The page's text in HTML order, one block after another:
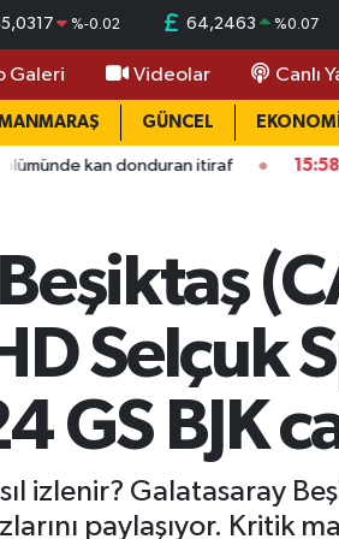
%-0.02 64,2463 %0.07
Galeri Videolar Canlı
GÜNCEL EKONOMİ
kan donduran itiraf 15:58Sağlık
Selçuk
GS BJK
izlenir? Galatasaray
paylaşıyor. Kritik